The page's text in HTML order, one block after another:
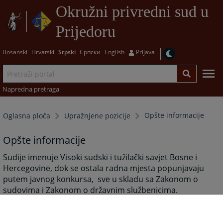
Okružni privredni sud u
Prijedoru
Bosanski Hrvatski Srpski Српски English Prijava
Napredna pretraga
Oglasna ploča Upražnjene pozicije Opšte informacije
Opšte informacije
Sudije imenuje Visoki sudski i tužilački savjet Bosne i
Hercegovine, dok se ostala radna mjesta popunjavaju
putem javnog konkursa, sve u skladu sa Zakonom o
sudovima i Zakonom o državnim službenicima.